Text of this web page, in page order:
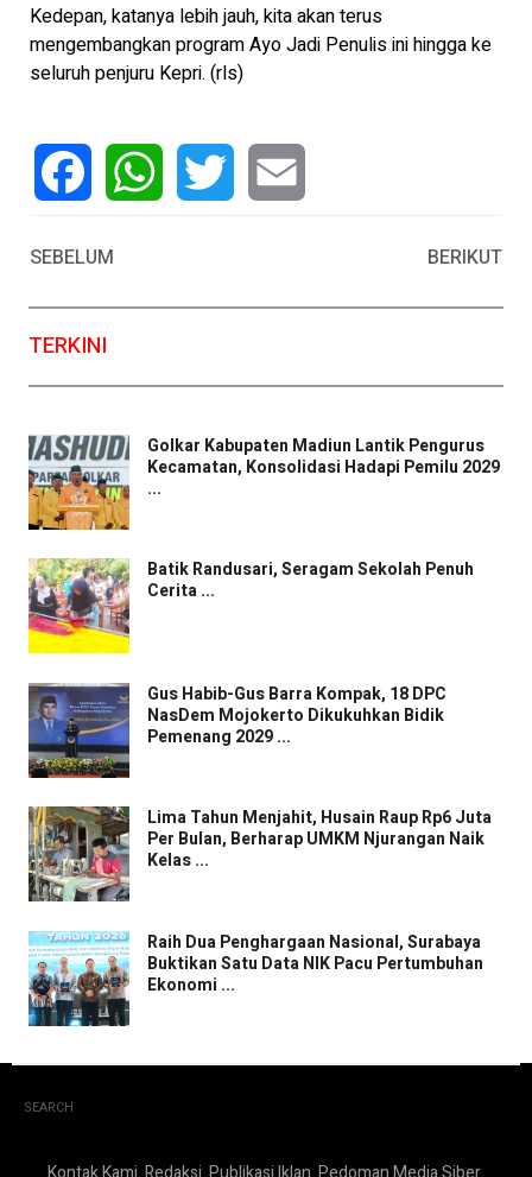
Kedepan, katanya lebih jauh, kita akan terus
mengembangkan program Ayo Jadi Penulis ini hingga ke
seluruh penjuru Kepri. (rls)
SEBELUM
BERIKUT
TERKINI
Golkar Kabupaten Madiun Lantik Pengurus
Kecamatan, Konsolidasi Hadapi Pemilu 2029
...
Batik Randusari, Seragam Sekolah Penuh
Cerita ...
Gus Habib-Gus Barra Kompak, 18 DPC
NasDem Mojokerto Dikukuhkan Bidik
Pemenang 2029 ...
Lima Tahun Menjahit, Husain Raup Rp6 Juta
Per Bulan, Berharap UMKM Njurangan Naik
Kelas ...
Raih Dua Penghargaan Nasional, Surabaya
Buktikan Satu Data NIK Pacu Pertumbuhan
Ekonomi ...
SEARCH